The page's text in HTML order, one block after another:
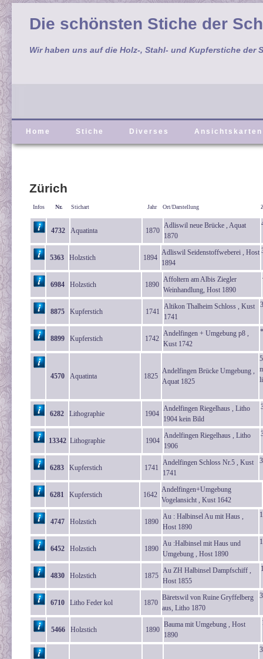
Die schönsten Stiche der
Wir haben uns auf die Holz-, Stahl- und Kupferstiche der
Home Stiche Diverses Ansichtskarten
Zürich
Infos Nr. Stichart Jahr Ort/Darstellung
4732 Aquatinta 1870
Adliswil neue Brücke , Aquat
1870
5363 Holzstich 1894
Adliswil Seidenstoffweberei , Host
1894
6984 Holzstich 1890
Affoltern am Albis Ziegler
Weinhandlung, Host 1890
8875 Kupferstich 1741
Altikon Thalheim Schloss , Kust
1741
8899 Kupferstich 1742
Andelfingen + Umgebung p8 ,
Kust 1742
4570 Aquatinta 1825
Andelfingen Brücke Umgebung ,
Aquat 1825
6282 Lithographie 1904
Andelfingen Riegelhaus , Litho
1904 kein Bild
13342 Lithographie 1904
Andelfingen Riegelhaus , Litho
1906
6283 Kupferstich 1741
Andelfingen Schloss Nr.5 , Kust
1741
6281 Kupferstich 1642
Andelfingen+Umgebung
Vogelansicht , Kust 1642
4747 Holzstich 1890
Au : Halbinsel Au mit Haus ,
Host 1890
6452 Holzstich 1890
Au :Halbinsel mit Haus und
Umgebung , Host 1890
4830 Holzstich 1875
Au ZH Halbinsel Dampfschiff ,
Host 1855
6710 Litho Feder kol 1870
Bäretswil von Ruine Gryffelberg
aus, Litho 1870
5466 Holzstich 1890
Bauma mit Umgebung , Host
1890